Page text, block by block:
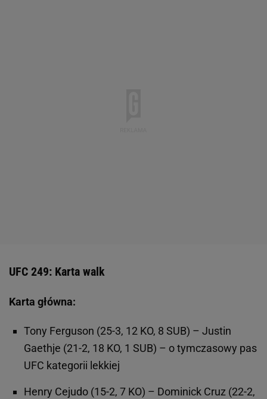
UFC 249: Karta walk
Karta główna:
Tony Ferguson (25-3, 12 KO, 8 SUB) – Justin
Gaethje (21-2, 18 KO, 1 SUB) – o tymczasowy pas
UFC kategorii lekkiej
Henry Cejudo (15-2, 7 KO) – Dominick Cruz (22-2,